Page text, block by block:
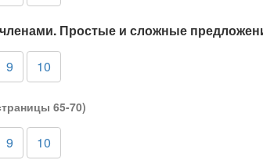
Простые и сложные
9 10
65-70)
9 10